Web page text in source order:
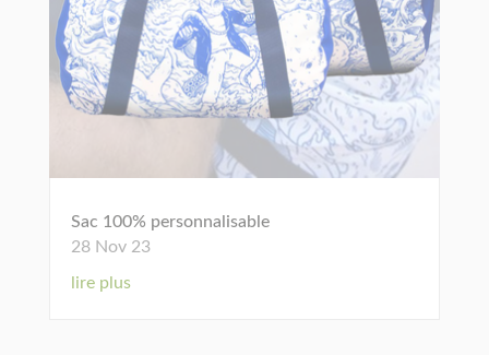
Sac 100% personnalisable
28 Nov 23
lire plus